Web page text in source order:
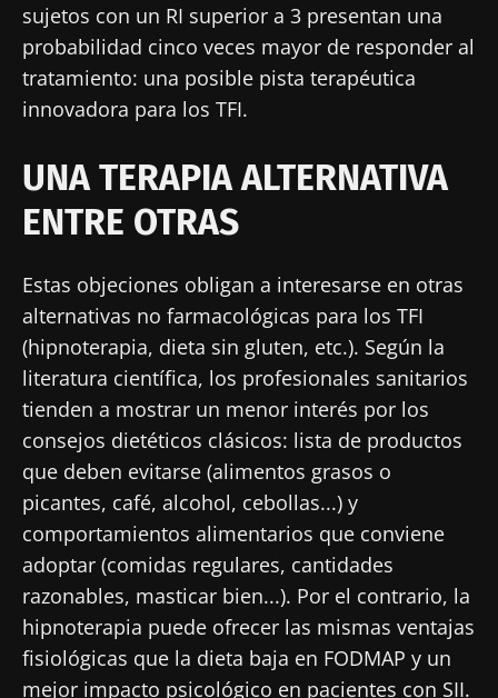
sujetos con un RI superior a 3 presentan una
probabilidad cinco veces mayor de responder al
tratamiento: una posible pista terapéutica
innovadora para los TFI.
UNA TERAPIA ALTERNATIVA
ENTRE OTRAS
Estas objeciones obligan a interesarse en otras
alternativas no farmacológicas para los TFI
(hipnoterapia, dieta sin gluten, etc.). Según la
literatura científica, los profesionales sanitarios
tienden a mostrar un menor interés por los
consejos dietéticos clásicos: lista de productos
que deben evitarse (alimentos grasos o
picantes, café, alcohol, cebollas...) y
comportamientos alimentarios que conviene
adoptar (comidas regulares, cantidades
razonables, masticar bien...). Por el contrario, la
hipnoterapia puede ofrecer las mismas ventajas
fisiológicas que la dieta baja en FODMAP y un
mejor impacto psicológico en pacientes con SII.
¡No se vaya tan rápido!
Únase a la comunidad de la microbiota para
profesionales sanitarios y reciba el
"Microbiota Digest" y el "HCP Magazine" que